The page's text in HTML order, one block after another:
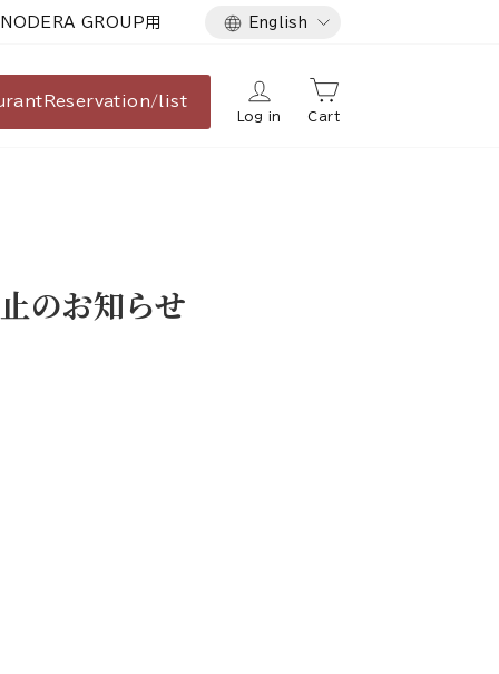
GROUP用 Language
English
Reservation/list
Log in Cart
のお知らせ